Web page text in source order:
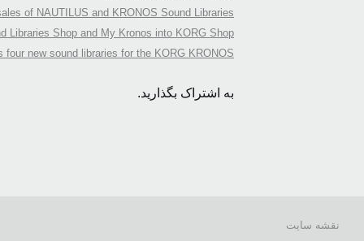
of NAUTILUS and KRONOS Sound Libraries.
Libraries Shop and My Kronos into KORG Shop
four new sound libraries for the KORG KRONOS
به اشتراک بگذارید.
نقشه سایت